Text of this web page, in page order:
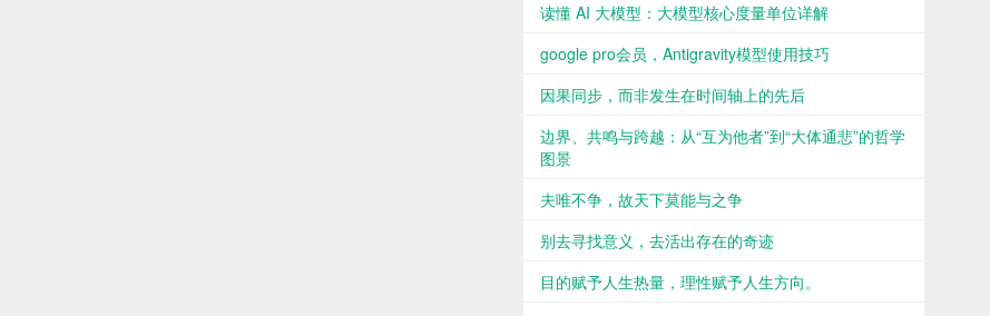
读懂 AI 大模型：大模型核心度量单位详解
google pro会员，Antigravity模型使用技巧
因果同步，而非发生在时间轴上的先后
边界、共鸣与跨越：从“互为他者”到“大体通悲”的哲学
图景
夫唯不争，故天下莫能与之争
别去寻找意义，去活出存在的奇迹
目的赋予人生热量，理性赋予人生方向。